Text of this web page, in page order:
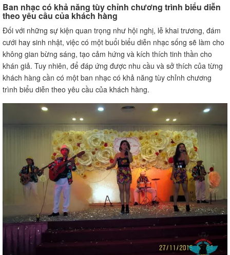
Ban nhạc có khả năng tùy chỉnh chương trình biểu diễn
theo yêu cầu của khách hàng
Đối với những sự kiện quan trọng như hội nghị, lễ khai trương, đám
cưới hay sinh nhật, việc có một buổi biểu diễn nhạc sống sẽ làm cho
không gian bừng sáng, tạo cảm hứng và kích thích tinh thần cho
khán giả. Tuy nhiên, để đáp ứng được nhu cầu và sở thích của từng
khách hàng cần có một ban nhạc có khả năng tùy chỉnh chương
trình biểu diễn theo yêu cầu của khách hàng.